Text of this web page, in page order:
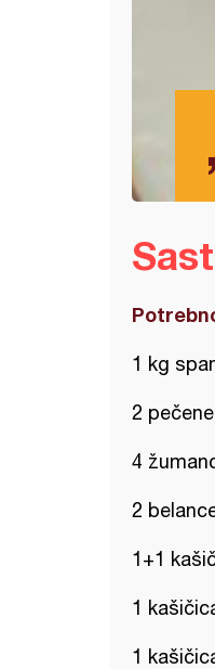
1 kg
2
4
2
1+1
1
1